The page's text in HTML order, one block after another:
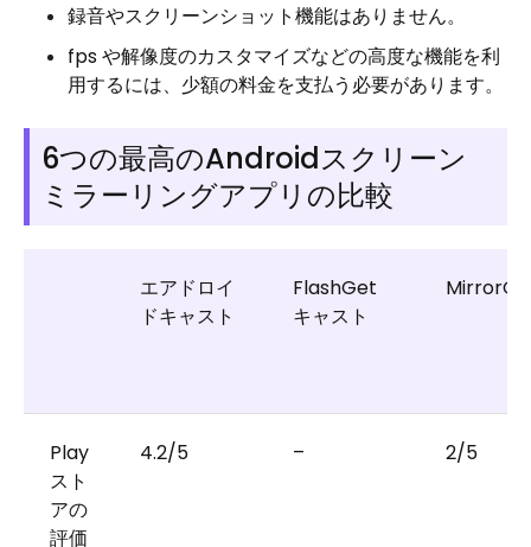
録音やスクリーンショット機能はありません。
fps や解像度のカスタマイズなどの高度な機能を利
用するには、少額の料金を支払う必要があります。
6つの最高のAndroidスクリーン
ミラーリングアプリの比較
エアドロイ
ドキャスト
FlashGet
キャスト
Play
スト
アの
評価
4.2/5 – 2/5